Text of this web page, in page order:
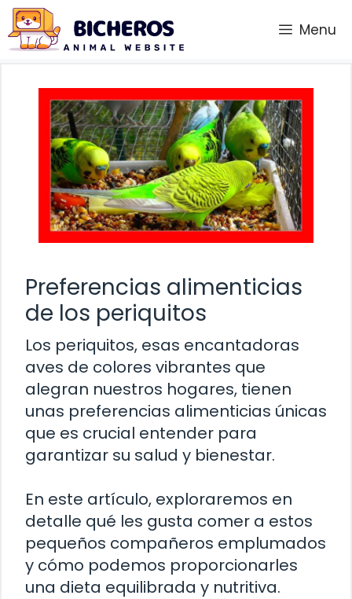
Saltar
al
contenido
Menu
Preferencias alimenticias
de los periquitos
Los periquitos, esas encantadoras
aves de colores vibrantes que
alegran nuestros hogares, tienen
unas preferencias alimenticias únicas
que es crucial entender para
garantizar su salud y bienestar.
En este artículo, exploraremos en
detalle qué les gusta comer a estos
pequeños compañeros emplumados
y cómo podemos proporcionarles
una dieta equilibrada y nutritiva.